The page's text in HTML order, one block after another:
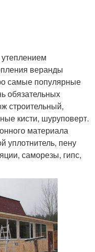
веранды
самые популярные
обязательных
строительный,
кисти, шуруповерт.
материала
уплотнитель, пену
саморезы, гипс,